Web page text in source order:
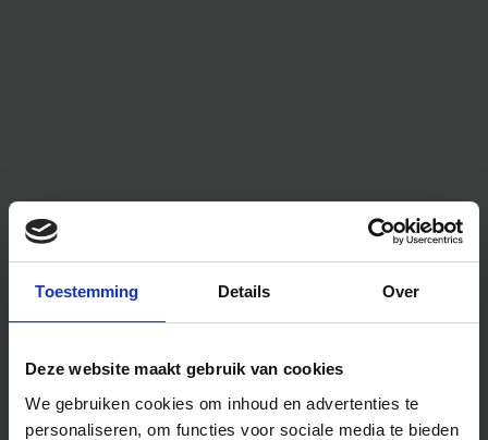
Toestemming Details Over
Deze website maakt gebruik van cookies
We gebruiken cookies om inhoud en advertenties te
personaliseren, om functies voor sociale media te bieden